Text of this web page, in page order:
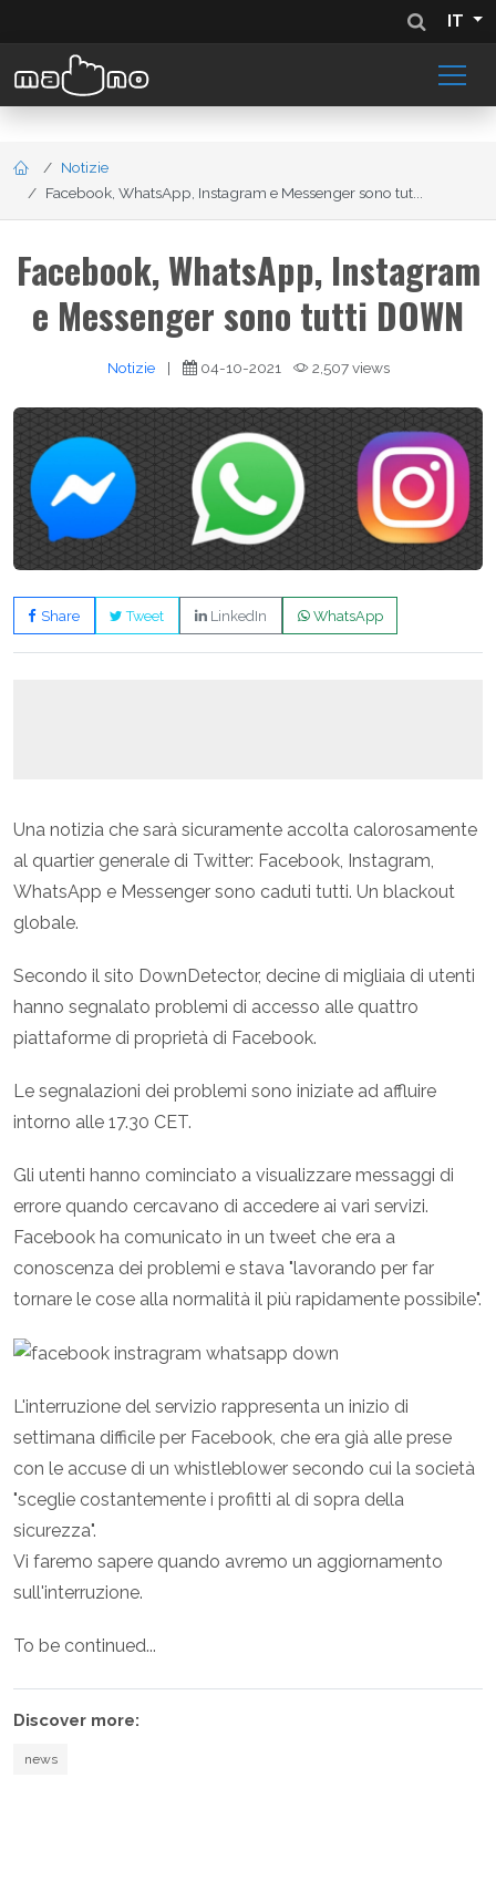
IT
Notizie
Facebook, WhatsApp, Instagram e Messenger sono tut...
Facebook, WhatsApp, Instagram
e Messenger sono tutti DOWN
Notizie | 04-10-2021 2,507 views
Share Tweet LinkedIn WhatsApp
Una notizia che sarà sicuramente accolta calorosamente
al quartier generale di Twitter: Facebook, Instagram,
WhatsApp e Messenger sono caduti tutti. Un blackout
globale.
Secondo il sito DownDetector, decine di migliaia di utenti
hanno segnalato problemi di accesso alle quattro
piattaforme di proprietà di Facebook.
Le segnalazioni dei problemi sono iniziate ad affluire
intorno alle 17.30 CET.
Gli utenti hanno cominciato a visualizzare messaggi di
errore quando cercavano di accedere ai vari servizi.
Facebook ha comunicato in un tweet che era a
conoscenza dei problemi e stava "lavorando per far
tornare le cose alla normalità il più rapidamente possibile".
L'interruzione del servizio rappresenta un inizio di
settimana difficile per Facebook, che era già alle prese
con le accuse di un whistleblower secondo cui la società
"sceglie costantemente i profitti al di sopra della
sicurezza".
Vi faremo sapere quando avremo un aggiornamento
sull'interruzione.
To be continued...
Discover more:
news